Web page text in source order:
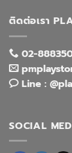
ติดต่อเรา
02-
Line :
SOCIAL